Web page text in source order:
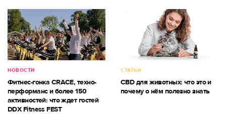
НОВОСТИ
Фитнес-гонка CRACE, техно-
перформанс и более 150
активностей: что ждет гостей
DDX Fitness FEST
СТАТЬИ
CBD для животных: что это и
почему о нём полезно знать